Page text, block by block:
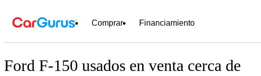
Comprar Financiamiento
Ford F-150 usados en venta cerca de